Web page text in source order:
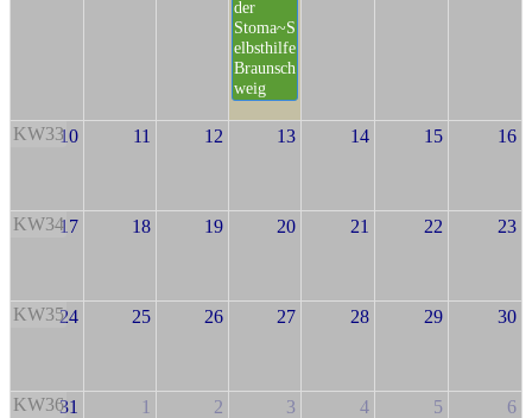
der
Stoma~S
elbsthilfe
Braunsch
weig
KW3310 11 12 13 14 15 16
KW3417 18 19 20 21 22 23
KW3524 25 26 27 28 29 30
KW3631 1 2 3 4 5 6